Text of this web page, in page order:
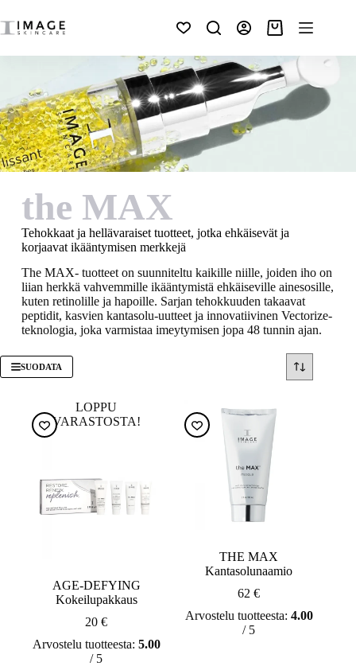
the MAX
Tehokkaat ja hellävaraiset tuotteet, jotka ehkäisevät ja
korjaavat ikääntymisen merkkejä
The MAX- tuotteet on suunniteltu kaikille niille, joiden iho on
liian herkkä vahvemmille ikääntymistä ehkäiseville ainesosille,
kuten retinolille ja hapoille. Sarjan tehokkuuden takaavat
peptidit, kasvien kantasolu-uutteet ja innovatiivinen Vectorize-
teknologia, joka varmistaa imeytymisen jopa 48 tunnin ajan.
SUODATA
LOPPU
VARASTOSTA!
AGE-DEFYING
Kokeilupakkaus
20€
Arvostelu tuotteesta: 5.00
/ 5
THE MAX
Kantasolunaamio
62€
Arvostelu tuotteesta: 4.00
/ 5